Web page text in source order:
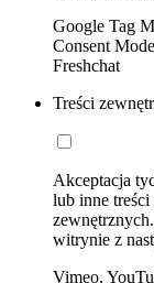
Google Tag
Consent
Freshchat
Treści
Akceptacja
lub inne
witrynie z
Vimeo,